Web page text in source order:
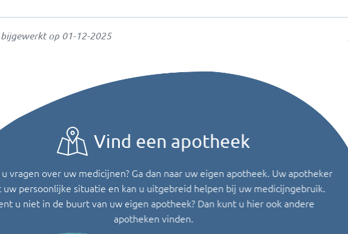
op 01-12-2025
Vind een apotheek
vragen over uw medicijnen? Ga dan naar uw eigen apotheek. Uw apotheker
uw persoonlijke situatie en kan u uitgebreid helpen bij uw medicijngebruik.
u niet in de buurt van uw eigen apotheek? Dan kunt u hier ook andere
apotheken vinden.